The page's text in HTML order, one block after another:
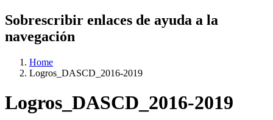
Sobrescribir enlaces de ayuda a la
navegación
Home
Logros_DASCD_2016-2019
Logros_DASCD_2016-2019